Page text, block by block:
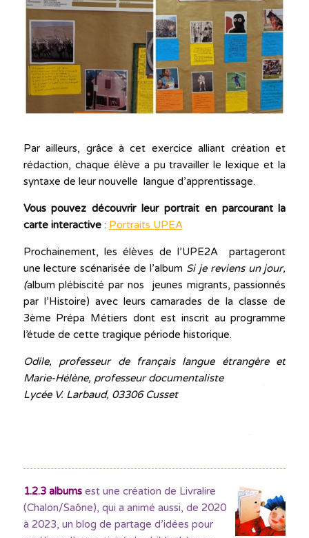
Par ailleurs, grâce à cet exercice alliant création et
rédaction, chaque élève a pu travailler le lexique et la
syntaxe de leur nouvelle langue d’apprentissage.
Vous pouvez découvrir leur portrait en parcourant la
carte interactive: Portraits UPEA
Prochainement, les élèves de l’UPE2A partageront
une lecture scénarisée de l’album Si je reviens un jour,
(album plébiscité par nos jeunes migrants, passionnés
par l’Histoire) avec leurs camarades de la classe de
3ème Prépa Métiers dont est inscrit au programme
l’étude de cette tragique période historique.
Odile, professeur de français langue étrangère et
Marie-Hélène, professeur documentaliste
Lycée V. Larbaud, 03306 Cusset
1.2.3 albumsest une création de Livralire
(Chalon/Saône), qui a animé aussi, de 2020
à 2023, un blog de partage d’idées pour